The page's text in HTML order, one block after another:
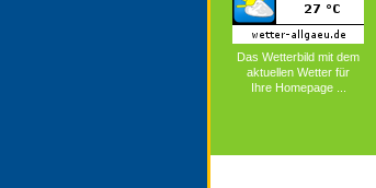
Das Wetterbild mit dem
aktuellen Wetter für
Ihre Homepage ...